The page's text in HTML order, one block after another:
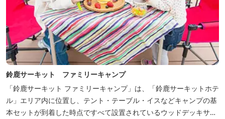
鈴鹿サーキット ファミリーキャンプ
「鈴鹿サーキット ファミリーキャンプ」は、「鈴鹿サーキットホテ
ル」エリア内に位置し、テント・テーブル・イスなどキャンプの基
本セットが到着した時点ですべて設置されているウッドデッキサイ